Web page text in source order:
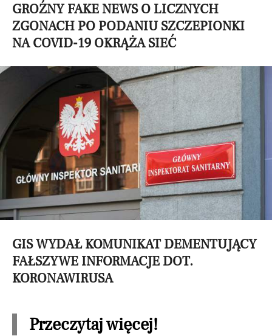
GROŹNY FAKE NEWS O LICZNYCH
ZGONACH PO PODANIU SZCZEPIONKI
NA COVID-19 OKRĄŻA SIEĆ
GIS WYDAŁ KOMUNIKAT DEMENTUJĄCY
FAŁSZYWE INFORMACJE DOT.
KORONAWIRUSA
Przeczytaj więcej!